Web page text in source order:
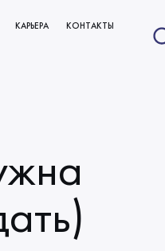
КАРЬЕРА КОНТАКТЫ